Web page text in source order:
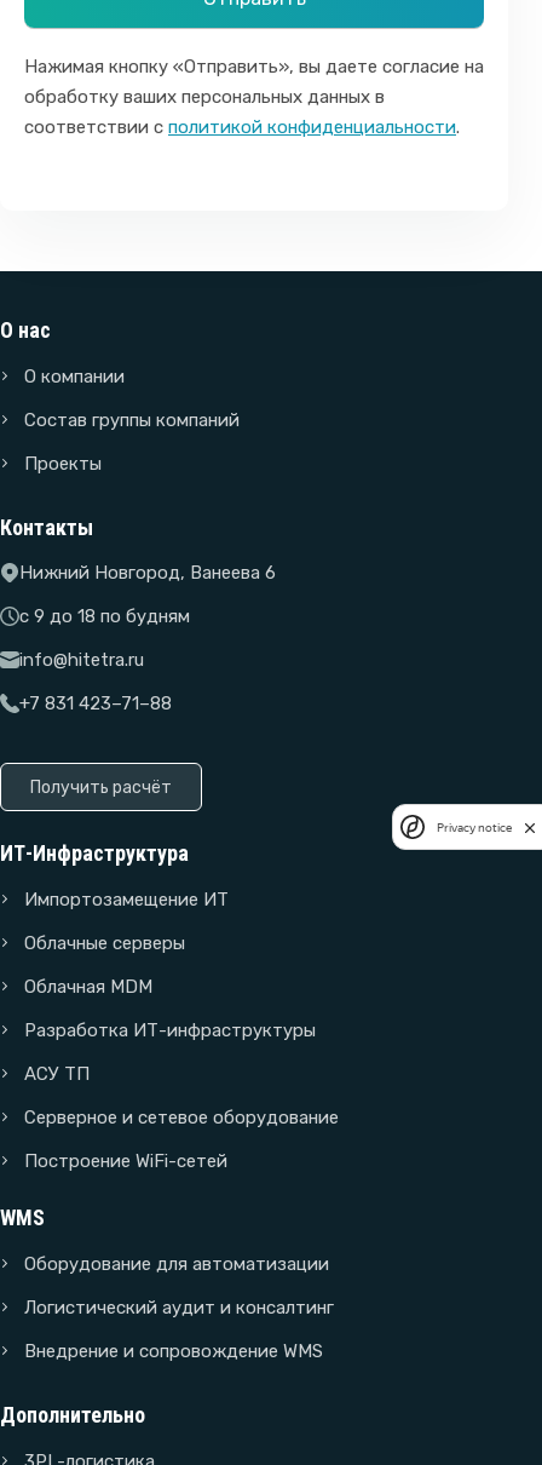
Нажимая кнопку «Отправить», вы даете согласие на
обработку ваших персональных данных в
соответствии с политикой конфиденциальности.
О нас
О компании
Состав группы компаний
Проекты
Контакты
Нижний Новгород, Ванеева 6
с 9 до 18 по будням
info@hitetra.ru
+7 831 423–71–88
Получить расчёт
ИТ-Инфраструктура
Импортозамещение ИТ
Облачные серверы
Облачная MDM
Разработка ИТ-инфраструктуры
АСУ ТП
Серверное и сетевое оборудование
Построение WiFi-сетей
WMS
Оборудование для автоматизации
Логистический аудит и консалтинг
Внедрение и сопровождение WMS
Дополнительно
Privacy notice